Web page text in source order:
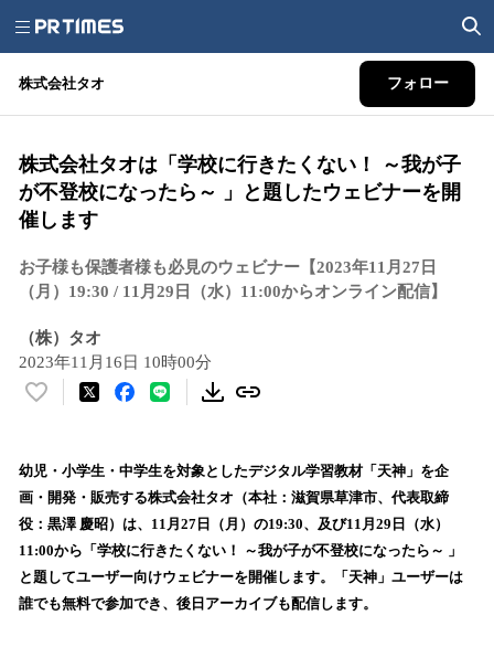
株式会社タオ フォロー
株式会社タオは「学校に行きたくない！ ～我が子
が不登校になったら～ 」と題したウェビナーを開
催します
お子様も保護者様も必見のウェビナー【2023年11月27日
（月）19:30 / 11月29日（水）11:00からオンライン配信】
（株）タオ
2023年11月16日 10時00分
い
！
数
を
読
込
み
幼児・小学生・中学生を対象としたデジタル学習教材「天神」を企
画・開発・販売する株式会社タオ（本社：滋賀県草津市、代表取締
役：黒澤 慶昭）は、11月27日（月）の19:30、及び11月29日（水）
11:00から「学校に行きたくない！ ～我が子が不登校になったら～ 」
と題してユーザー向けウェビナーを開催します。「天神」ユーザーは
誰でも無料で参加でき、後日アーカイブも配信します。